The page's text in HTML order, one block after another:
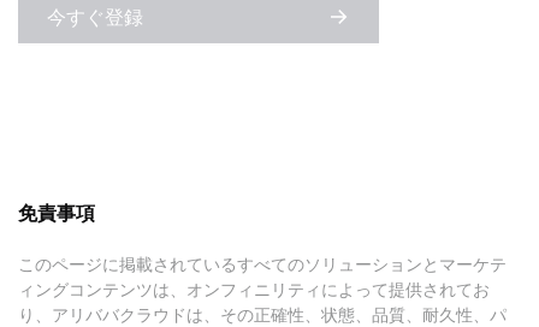
今すぐ登録
免責事項
このページに掲載されているすべてのソリューションとマーケテ
ィングコンテンツは、オンフィニリティによって提供されてお
り、アリババクラウドは、その正確性、状態、品質、耐久性、パ